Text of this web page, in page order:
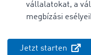
vállalatokat, a
megbízási
Jetzt starten